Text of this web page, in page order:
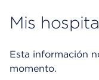
Mis
Esta información
momento.